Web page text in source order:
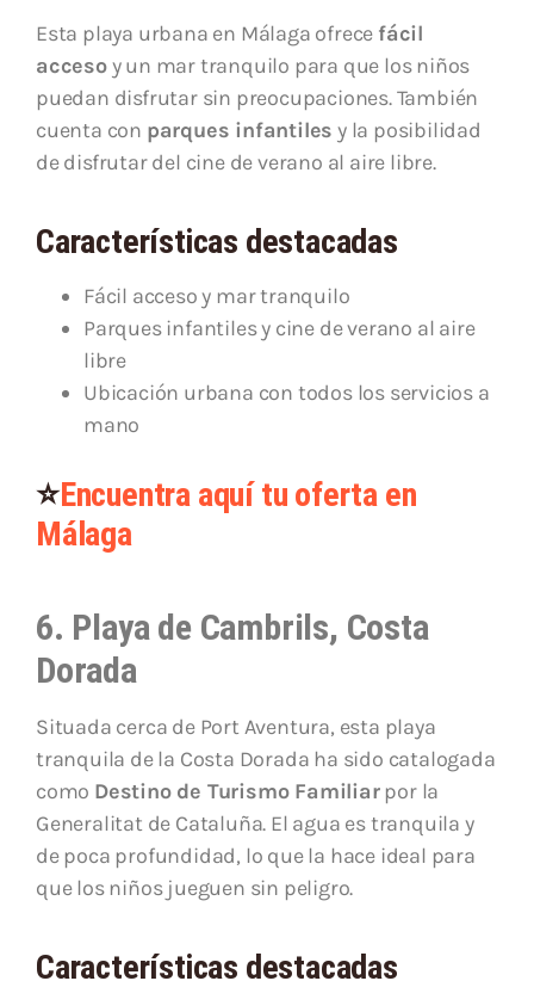
Esta playa urbana en Málaga ofrece fácil
accesoy un mar tranquilo para que los niños
puedan disfrutar sin preocupaciones. También
cuenta con parques infantiles y la posibilidad
de disfrutar del cine de verano al aire libre.
Características destacadas
Fácil acceso y mar tranquilo
Parques infantiles y cine de verano al aire
libre
Ubicación urbana con todos los servicios a
mano
⭐Encuentra aquí tu oferta en
Málaga
6. Playa de Cambrils, Costa
Dorada
Situada cerca de Port Aventura, esta playa
tranquila de la Costa Dorada ha sido catalogada
como Destino de Turismo Familiarpor la
Generalitat de Cataluña. El agua es tranquila y
de poca profundidad, lo que la hace ideal para
que los niños jueguen sin peligro.
Características destacadas